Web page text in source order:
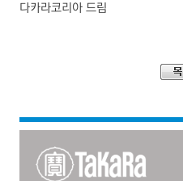
다카라코리아 드림